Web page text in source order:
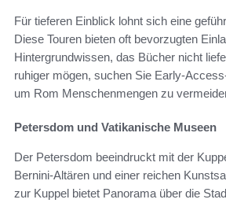
Für tieferen Einblick lohnt sich eine
Diese Touren bieten oft bevorzugten
Hintergrundwissen, das Bücher nicht
ruhiger mögen, suchen Sie Early-
um Rom Menschenmengen zu
Petersdom und Vatikanische Museen
Der Petersdom beeindruckt mit der
Bernini-Altären und einer reichen
zur Kuppel bietet Panorama über die